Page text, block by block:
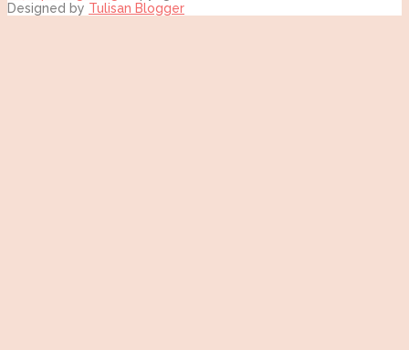
Designed by Tulisan Blogger